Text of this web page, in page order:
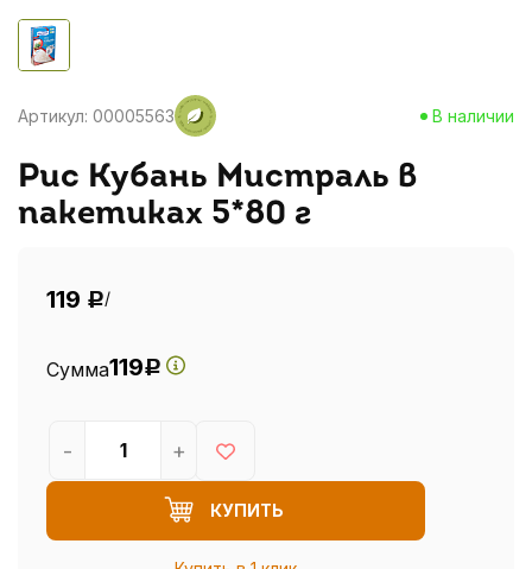
Артикул: 00005563 В наличии
Рис Кубань Мистраль в
пакетиках 5*80 г
119 Р/
Сумма119Р
КУПИТЬ
- +